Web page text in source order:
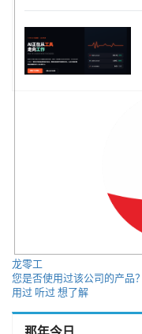
龙零工
您是否使用过该公司的产品？
用过 听过 想了解